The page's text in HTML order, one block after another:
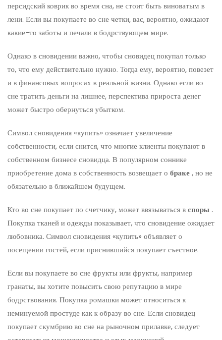
персидский коврик во время сна, не стоит быть виноватым в
лени. Если вы покупаете во сне четки, вас, вероятно, ожидают
какие-то заботы и печали в бодрствующем мире.
Однако в сновидении важно, чтобы сновидец покупал только
то, что ему действительно нужно. Тогда ему, вероятно, повезет
и в финансовых вопросах в реальной жизни. Однако если во
сне тратить деньги на лишнее, перспектива прироста денег
может быстро обернуться убытком.
Символ сновидения «купить» означает увеличение
собственности, если снится, что многие клиенты покупают в
собственном бизнесе сновидца. В популярном соннике
приобретение дома в собственность возвещает о браке, но не
обязательно в ближайшем будущем.
Кто во сне покупает по счетчику, может ввязываться вспоры .
Покупка тканей и одежды показывает, что сновидение ожидает
любовника. Символ сновидения «купить» объявляет о
посещении гостей, если приснившийся покупает съестное.
Если вы покупаете во сне фрукты или фрукты, например
гранаты, вы хотите повысить свою репутацию в мире
бодрствования. Покупка ромашки может относиться к
неминуемой простуде как к образу во сне. Если сновидец
покупает скумбрию во сне на рыночном прилавке, следует